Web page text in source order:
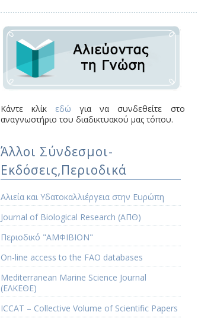
Κάντε κλίκ εδώ για να συνδεθείτε στο
αναγνωστήριο του διαδικτυακού μας τόπου.
Άλλοι Σύνδεσμοι-
Εκδόσεις,Περιοδικά
Αλιεία και Υδατοκαλλιέργεια στην Ευρώπη
Journal of Biological Research (ΑΠΘ)
Περιοδικό "ΑΜΦΙΒΙΟΝ"
Οn-line access to the FAO databases
Mediterranean Marine Science Journal
(ΕΛΚΕΘΕ)
ICCAT – Collective Volume of Scientific Papers